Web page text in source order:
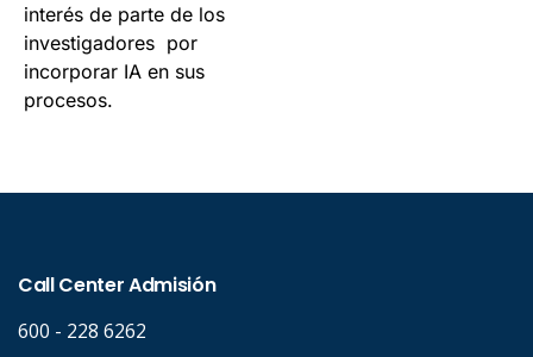
interés de parte de los
investigadores por
incorporar IA en sus
procesos.